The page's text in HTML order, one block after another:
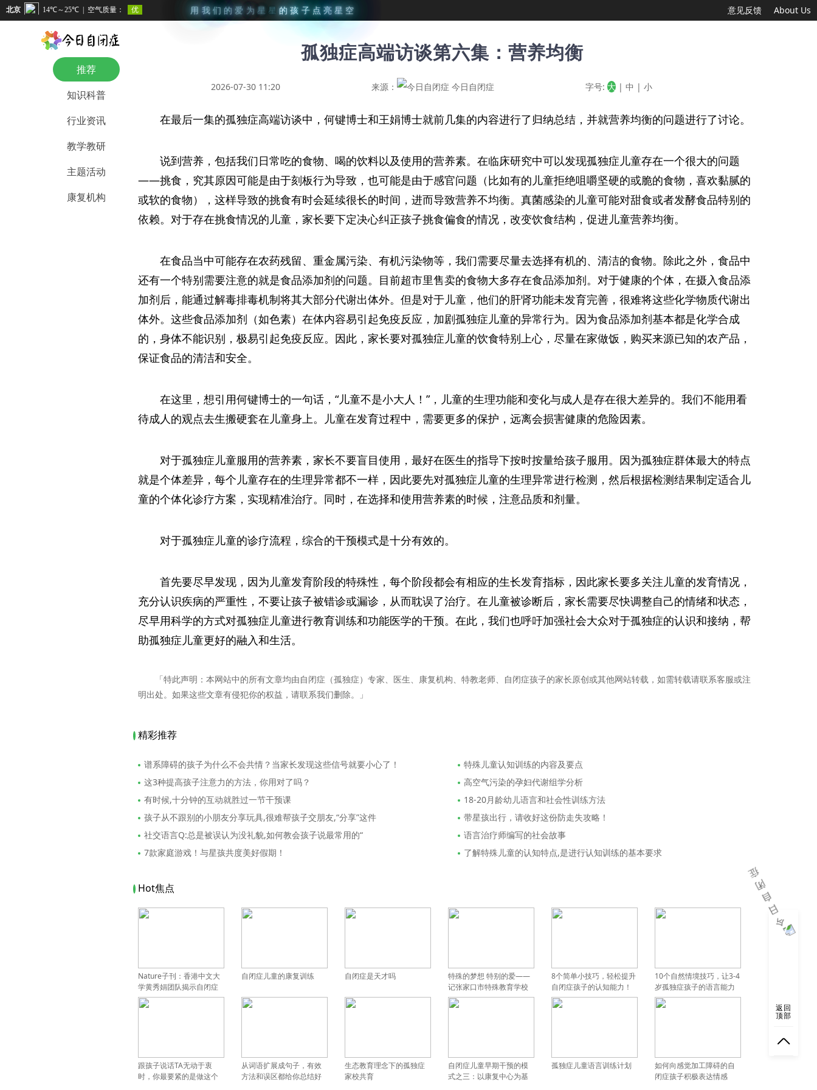
用 我 们 的 爱 为 星 星 的 孩 子 点 亮 星 空 意见反馈 About Us
推荐
知识科普
行业资讯
教学教研
主题活动
康复机构
孤独症高端访谈第六集：营养均衡
2026-07-30 11:20 来源： 今日自闭症 字号: 大 | 中 | 小
在最后一集的孤独症高端访谈中，何键博士和王娟博士就前几集的内容进行了归纳总结，并就营养均衡的问题进行了讨论。
说到营养，包括我们日常吃的食物、喝的饮料以及使用的营养素。在临床研究中可以发现孤独症儿童存在一个很大的问题
——挑食，究其原因可能是由于刻板行为导致，也可能是由于感官问题（比如有的儿童拒绝咀嚼坚硬的或脆的食物，喜欢黏腻的
或软的食物），这样导致的挑食有时会延续很长的时间，进而导致营养不均衡。真菌感染的儿童可能对甜食或者发酵食品特别的
依赖。对于存在挑食情况的儿童，家长要下定决心纠正孩子挑食偏食的情况，改变饮食结构，促进儿童营养均衡。
在食品当中可能存在农药残留、重金属污染、有机污染物等，我们需要尽量去选择有机的、清洁的食物。除此之外，食品中
还有一个特别需要注意的就是食品添加剂的问题。目前超市里售卖的食物大多存在食品添加剂。对于健康的个体，在摄入食品添
加剂后，能通过解毒排毒机制将其大部分代谢出体外。但是对于儿童，他们的肝肾功能未发育完善，很难将这些化学物质代谢出
体外。这些食品添加剂（如色素）在体内容易引起免疫反应，加剧孤独症儿童的异常行为。因为食品添加剂基本都是化学合成
的，身体不能识别，极易引起免疫反应。因此，家长要对孤独症儿童的饮食特别上心，尽量在家做饭，购买来源已知的农产品，
保证食品的清洁和安全。
在这里，想引用何键博士的一句话，“儿童不是小大人！”，儿童的生理功能和变化与成人是存在很大差异的。我们不能用看
待成人的观点去生搬硬套在儿童身上。儿童在发育过程中，需要更多的保护，远离会损害健康的危险因素。
对于孤独症儿童服用的营养素，家长不要盲目使用，最好在医生的指导下按时按量给孩子服用。因为孤独症群体最大的特点
就是个体差异，每个儿童存在的生理异常都不一样，因此要先对孤独症儿童的生理异常进行检测，然后根据检测结果制定适合儿
童的个体化诊疗方案，实现精准治疗。同时，在选择和使用营养素的时候，注意品质和剂量。
对于孤独症儿童的诊疗流程，综合的干预模式是十分有效的。
首先要尽早发现，因为儿童发育阶段的特殊性，每个阶段都会有相应的生长发育指标，因此家长要多关注儿童的发育情况，
充分认识疾病的严重性，不要让孩子被错诊或漏诊，从而耽误了治疗。在儿童被诊断后，家长需要尽快调整自己的情绪和状态，
尽早用科学的方式对孤独症儿童进行教育训练和功能医学的干预。在此，我们也呼吁加强社会大众对于孤独症的认识和接纳，帮
助孤独症儿童更好的融入和生活。
「特此声明：本网站中的所有文章均由自闭症（孤独症）专家、医生、康复机构、特教老师、自闭症孩子的家长原创或其他网站转载，如需转载请联系客服或注
明出处。如果这些文章有侵犯你的权益，请联系我们删除。」
精彩推荐
谱系障碍的孩子为什么不会共情？当家长发现这些信号就要小心了！
这3种提高孩子注意力的方法，你用对了吗？
有时候,十分钟的互动就胜过一节干预课
孩子从不跟别的小朋友分享玩具,很难帮孩子交朋友,“分享”这件
社交语言Q:总是被误认为没礼貌,如何教会孩子说最常用的“
7款家庭游戏！与星孩共度美好假期！
特殊儿童认知训练的内容及要点
高空气污染的孕妇代谢组学分析
18-20月龄幼儿语言和社会性训练方法
带星孩出行，请收好这份防走失攻略！
语言治疗师编写的社会故事
了解特殊儿童的认知特点,是进行认知训练的基本要求
Hot焦点
Nature子刊：香港中文大
学黄秀娟团队揭示自闭症
与肠道微生物变化有关
自闭症儿童的康复训练 自闭症是天才吗
特殊的梦想 特别的爱——
记张家口市特殊教育学校
校长苏富梅
8个简单小技巧，轻松提升
自闭症孩子的认知能力！
建议收藏！
10个自然情境技巧，让3-4
岁孤独症孩子的语言能力
飞速提升！
跟孩子说话TA无动于衷
时，你最要紧的是做这个
从词语扩展成句子，有效
方法和误区都给你总结好
生态教育理念下的孤独症
家校共育
自闭症儿童早期干预的模
式之三：以康复中心为基
孤独症儿童语言训练计划
如何向感觉加工障碍的自
闭症孩子积极表达情感
返回
顶部